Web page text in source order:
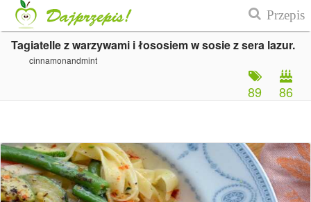
Tagiatelle z warzywami i łososiem w sosie z sera lazur.
cinnamonandmint
86
89